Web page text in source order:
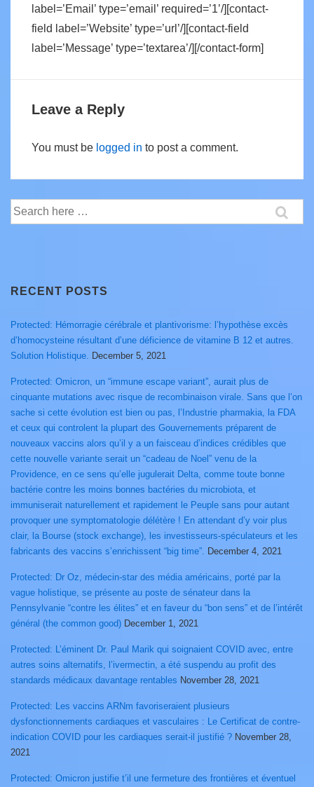
label=’Email’ type=’email’ required=’1’/][contact-
field label=’Website’ type=’url’/][contact-field
label=’Message’ type=’textarea’/][/contact-form]
Leave a Reply
You must be logged in to post a comment.
Search
for:
RECENT POSTS
Protected: Hémorragie cérébrale et plantivorisme: l’hypothèse excès
d’homocysteine résultant d’une déficience de vitamine B 12 et autres.
Solution Holistique. December 5, 2021
Protected: Omicron, un “immune escape variant”, aurait plus de
cinquante mutations avec risque de recombinaison virale. Sans que l’on
sache si cette évolution est bien ou pas, l’Industrie pharmakia, la FDA
et ceux qui controlent la plupart des Gouvernements préparent de
nouveaux vaccins alors qu’il y a un faisceau d’indices crédibles que
cette nouvelle variante serait un “cadeau de Noel” venu de la
Providence, en ce sens qu’elle jugulerait Delta, comme toute bonne
bactérie contre les moins bonnes bactéries du microbiota, et
immuniserait naturellement et rapidement le Peuple sans pour autant
provoquer une symptomatologie délétère ! En attendant d’y voir plus
clair, la Bourse (stock exchange), les investisseurs-spéculateurs et les
fabricants des vaccins s’enrichissent “big time”. December 4, 2021
Protected: Dr Oz, médecin-star des média américains, porté par la
vague holistique, se présente au poste de sénateur dans la
Pennsylvanie “contre les élites” et en faveur du “bon sens” et de l’intérêt
général (the common good) December 1, 2021
Protected: L’éminent Dr. Paul Marik qui soignaient COVID avec, entre
autres soins alternatifs, l’ivermectin, a été suspendu au profit des
standards médicaux davantage rentables November 28, 2021
Protected: Les vaccins ARNm favoriseraient plusieurs
dysfonctionnements cardiaques et vasculaires : Le Certificat de contre-
indication COVID pour les cardiaques serait-il justifié ? November 28,
2021
Protected: Omicron justifie t’il une fermeture des frontières et éventuel